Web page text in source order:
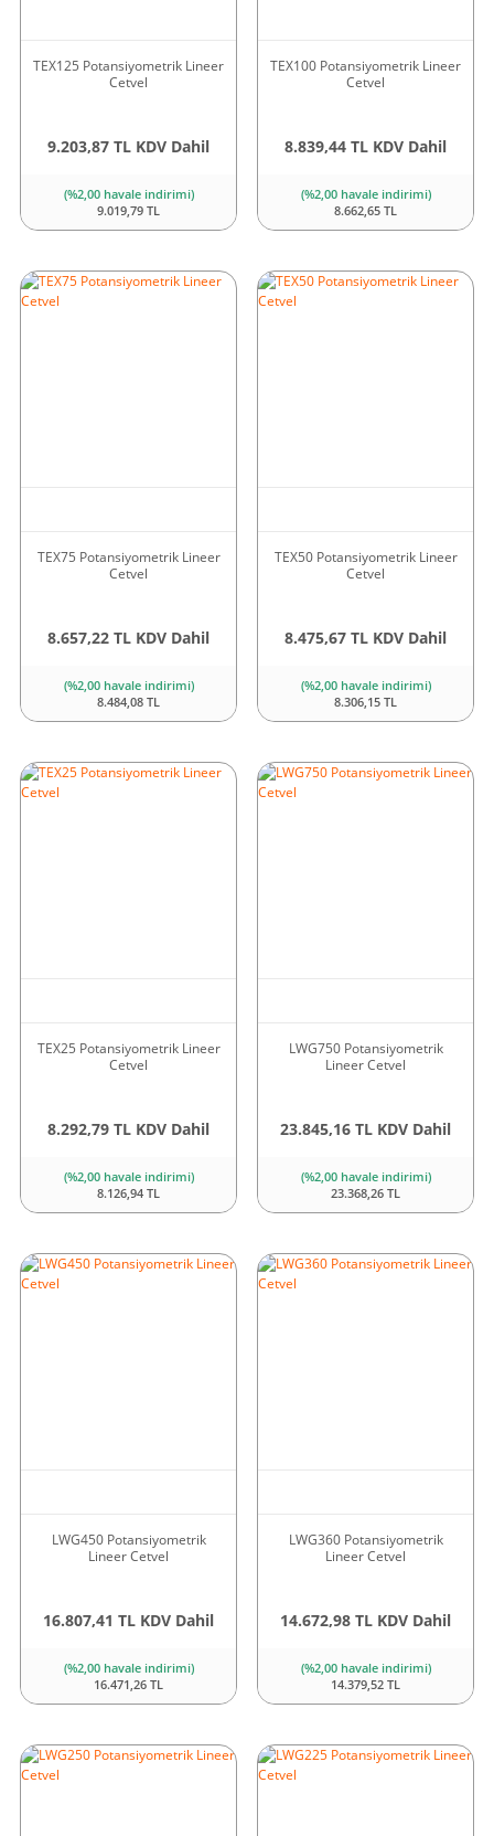
TEX125 Potansiyometrik Lineer
Cetvel
9.203,87 TL KDV Dahil
(%2,00 havale indirimi)
9.019,79 TL
TEX100 Potansiyometrik Lineer
Cetvel
8.839,44 TL KDV Dahil
(%2,00 havale indirimi)
8.662,65 TL
TEX75 Potansiyometrik Lineer
Cetvel
8.657,22 TL KDV Dahil
(%2,00 havale indirimi)
8.484,08 TL
TEX50 Potansiyometrik Lineer
Cetvel
8.475,67 TL KDV Dahil
(%2,00 havale indirimi)
8.306,15 TL
TEX25 Potansiyometrik Lineer
Cetvel
8.292,79 TL KDV Dahil
(%2,00 havale indirimi)
8.126,94 TL
LWG750 Potansiyometrik
Lineer Cetvel
23.845,16 TL KDV Dahil
(%2,00 havale indirimi)
23.368,26 TL
LWG450 Potansiyometrik
Lineer Cetvel
16.807,41 TL KDV Dahil
(%2,00 havale indirimi)
16.471,26 TL
LWG360 Potansiyometrik
Lineer Cetvel
14.672,98 TL KDV Dahil
(%2,00 havale indirimi)
14.379,52 TL